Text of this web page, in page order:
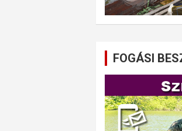
FOGÁSI